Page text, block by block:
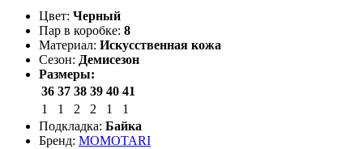
Цвет: Черный
Пар в коробке: 8
Материал: Искусственная кожа
Сезон: Демисезон
Размеры:
36 37 38 39 40 41
1
1 2 2 1
1
Подкладка: Байка
Бренд: MOMOTARI